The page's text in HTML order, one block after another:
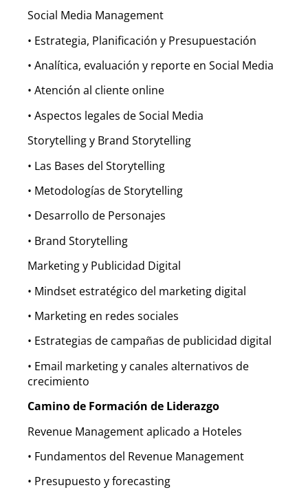
Social Media Management
• Estrategia, Planificación y Presupuestación
• Analítica, evaluación y reporte en Social Media
• Atención al cliente online
• Aspectos legales de Social Media
Storytelling y Brand Storytelling
• Las Bases del Storytelling
• Metodologías de Storytelling
• Desarrollo de Personajes
• Brand Storytelling
Marketing y Publicidad Digital
• Mindset estratégico del marketing digital
• Marketing en redes sociales
• Estrategias de campañas de publicidad digital
• Email marketing y canales alternativos de
crecimiento
Camino de Formación de Liderazgo
Revenue Management aplicado a Hoteles
• Fundamentos del Revenue Management
• Presupuesto y forecasting